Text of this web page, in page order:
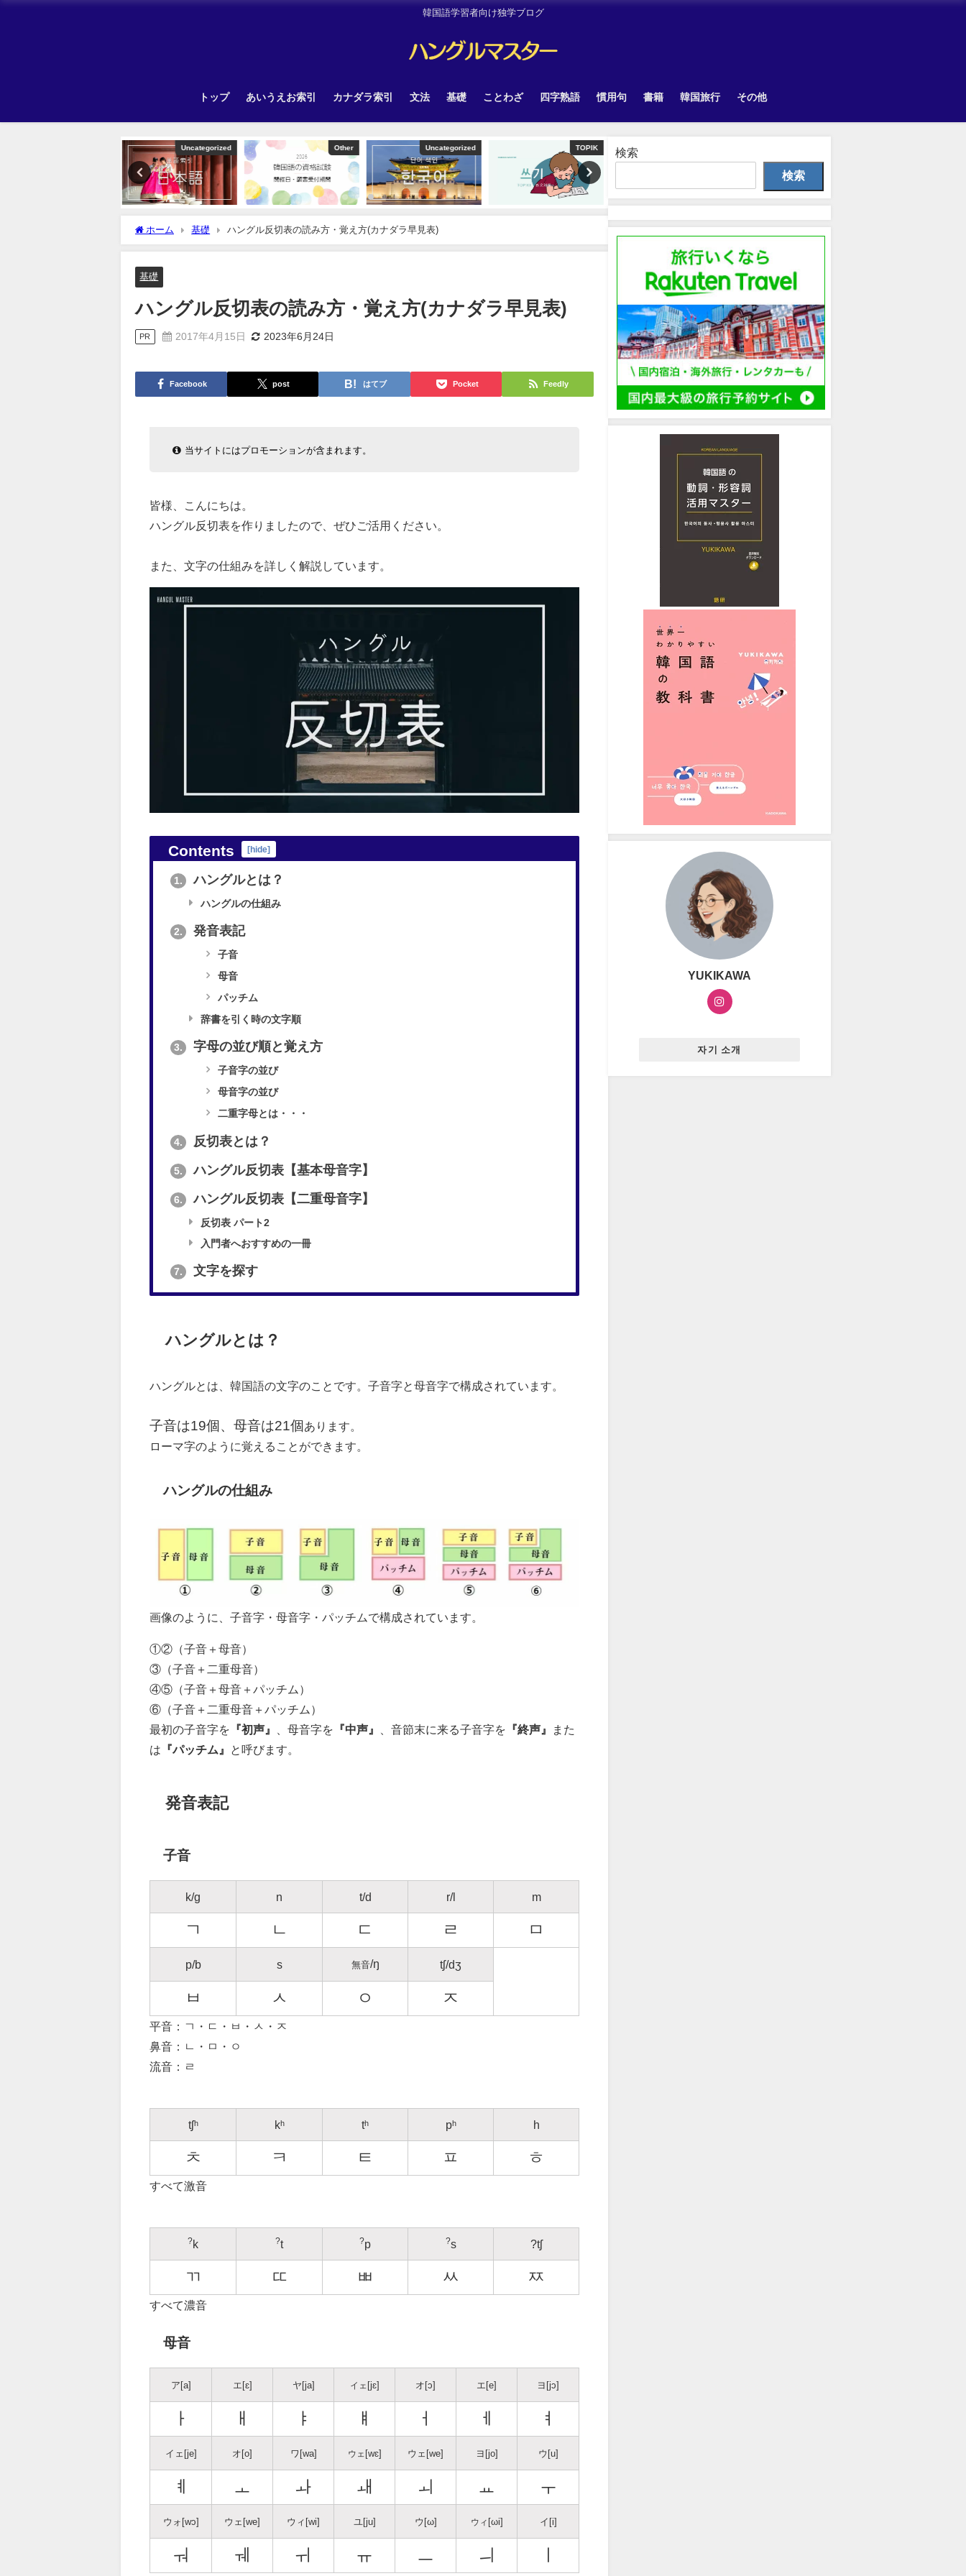
韓国語学習者向け独学ブログ
トップ あいうえお索引 カナダラ索引 文法 基礎 ことわざ 四字熟語 慣用句 書籍 韓国旅行 その他
Other Uncategorized TOPIK 韓国旅行
ホーム 基礎 ハングル反切表の読み方・覚え方(カナダラ早見表)
基礎
ハングル反切表の読み方・覚え方(カナダラ早見表)
PR 2017年4月15日 2023年6月24日
Facebook post はてブ Pocket Feedly
当サイトにはプロモーションが含まれます。
皆様、こんにちは。
ハングル反切表を作りましたので、ぜひご活用ください。
また、文字の仕組みを詳しく解説しています。
Contents [hide]
1. ハングルとは？
ハングルの仕組み
2. 発音表記
子音
母音
パッチム
辞書を引く時の文字順
3. 字母の並び順と覚え方
子音字の並び
母音字の並び
二重字母とは・・・
4. 反切表とは？
5. ハングル反切表【基本母音字】
6. ハングル反切表【二重母音字】
反切表 パート2
入門者へおすすめの一冊
7. 文字を探す
ハングルとは？
ハングルとは、韓国語の文字のことです。子音字と母音字で構成されています。
子音は19個、母音は21個 あります。
ローマ字のように覚えることができます。
ハングルの仕組み
画像のように、子音字・母音字・パッチムで構成されています。
①②（子音＋母音）
③（子音＋二重母音）
④⑤（子音＋母音＋パッチム）
⑥（子音＋二重母音＋パッチム）
最初の子音字を 『初声』 、母音字を 『中声』 、音節末に来る子音字を 『終声』
また
は 『パッチム』 と呼びます。
発音表記
子音
k/g n t/d r/l m
ㄱ ㄴ ㄷ ㄹ ㅁ
p/b s 無音/ŋ tʃ/dʒ
ㅂ ㅅ ㅇ ㅈ
平音：ㄱ・ㄷ・ㅂ・ㅅ・ㅈ
鼻音：ㄴ・ㅁ・ㅇ
流音：ㄹ
tʃʰ kʰ tʰ pʰ h
ㅊ ㅋ ㅌ ㅍ ㅎ
すべて激音
?k ?t ?p ?s ?tʃ
ㄲ ㄸ ㅃ ㅆ ㅉ
すべて濃音
母音
ア[a] エ[ɛ] ヤ[ja] イェ [jɛ] オ[ɔ] エ[e] ヨ[jɔ]
ㅏ ㅐ ㅑ ㅒ ㅓ ㅔ ㅕ
イェ[je] オ[o] ワ[wa] ウェ [wɛ] ウェ[we] ヨ[jo] ウ[u]
ㅖ ㅗ ㅘ ㅙ ㅚ ㅛ ㅜ
ウォ[wɔ] ウェ[we] ウィ[wi] ユ[ju] ウ[ω] ウィ [ωi] イ[i]
ㅝ ㅞ ㅟ ㅠ ㅡ ㅢ
検索
検索
YUKIKAWA
자기 소개